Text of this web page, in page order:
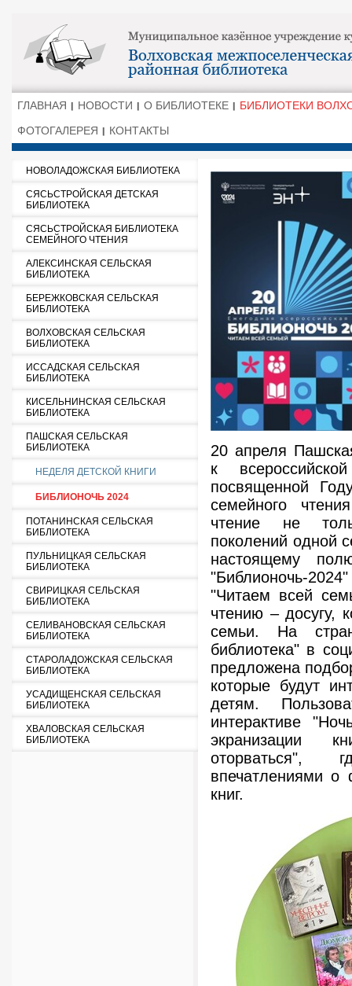
ГЛАВНАЯ НОВОСТИ О БИБЛИОТЕКЕ
БИБЛИОТЕКИ
ФОТОГАЛЕРЕЯ
КОНТАКТЫ
НОВОЛАДОЖСКАЯ БИБЛИОТЕКА
СЯСЬСТРОЙСКАЯ ДЕТСКАЯ
БИБЛИОТЕКА
СЯСЬСТРОЙСКАЯ БИБЛИОТЕКА
СЕМЕЙНОГО ЧТЕНИЯ
АЛЕКСИНСКАЯ СЕЛЬСКАЯ
БИБЛИОТЕКА
БЕРЕЖКОВСКАЯ СЕЛЬСКАЯ
БИБЛИОТЕКА
ВОЛХОВСКАЯ СЕЛЬСКАЯ
БИБЛИОТЕКА
ИССАДСКАЯ СЕЛЬСКАЯ
БИБЛИОТЕКА
КИСЕЛЬНИНСКАЯ СЕЛЬСКАЯ
БИБЛИОТЕКА
ПАШСКАЯ СЕЛЬСКАЯ
БИБЛИОТЕКА
НЕДЕЛЯ ДЕТСКОЙ КНИГИ
БИБЛИОНОЧЬ 2024
ПОТАНИНСКАЯ СЕЛЬСКАЯ
БИБЛИОТЕКА
ПУЛЬНИЦКАЯ СЕЛЬСКАЯ
БИБЛИОТЕКА
СВИРИЦКАЯ СЕЛЬСКАЯ
БИБЛИОТЕКА
СЕЛИВАНОВСКАЯ СЕЛЬСКАЯ
БИБЛИОТЕКА
СТАРОЛАДОЖСКАЯ СЕЛЬСКАЯ
БИБЛИОТЕКА
УСАДИЩЕНСКАЯ СЕЛЬСКАЯ
БИБЛИОТЕКА
ХВАЛОВСКАЯ СЕЛЬСКАЯ
БИБЛИОТЕКА
20 апреля
к
посвященной
семейного
чтение не
поколений одной
настоящему
"Библионочь-
"Читаем всей
чтению – досугу,
семьи. На
библиотека" в
предложена
которые будут
детям.
интерактиве
экранизации
оторваться",
впечатлениями
книг.